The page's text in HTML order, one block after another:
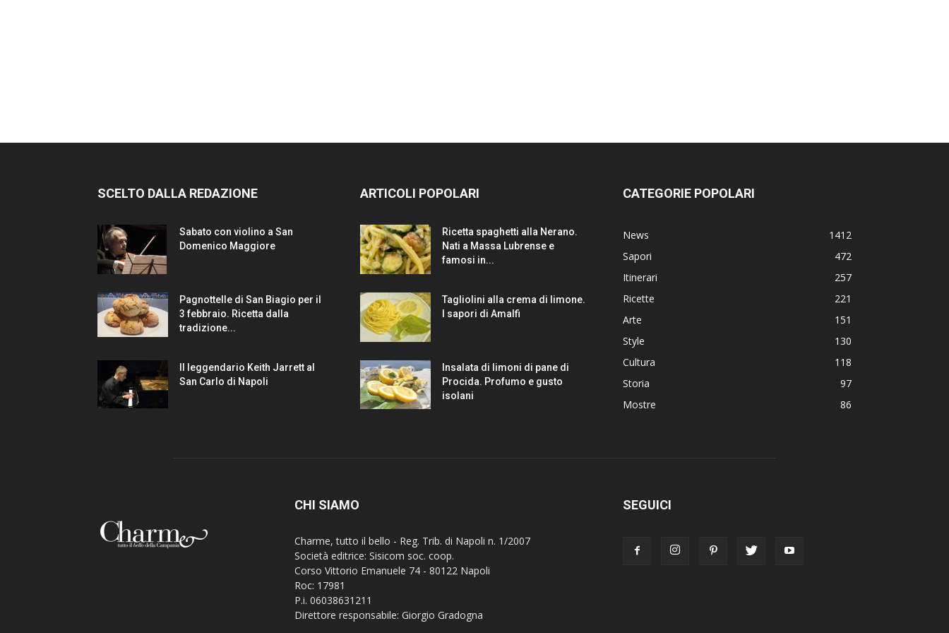
SCELTO DALLA REDAZIONE
Sabato con violino a San
Domenico Maggiore
Pagnottelle di San Biagio per il
3 febbraio. Ricetta dalla
tradizione...
Il leggendario Keith Jarrett al
San Carlo di Napoli
ARTICOLI POPOLARI
Ricetta spaghetti alla Nerano.
Nati a Massa Lubrense e
famosi in...
Tagliolini alla crema di limone.
I sapori di Amalfi
Insalata di limoni di pane di
Procida. Profumo e gusto
isolani
CATEGORIE POPOLARI
News
1412
Sapori
472
Itinerari
257
Ricette
221
Arte
151
Style
130
Cultura
118
Storia
97
Mostre
86
CHI SIAMO
Charme, tutto il bello - Reg. Trib. di Napoli n. 1/2007
Società editrice: Sisicom soc. coop.
Corso Vittorio Emanuele 74 - 80122 Napoli
Roc: 17981
P.i. 06038631211
Direttore responsabile: Giorgio Gradogna
SEGUICI